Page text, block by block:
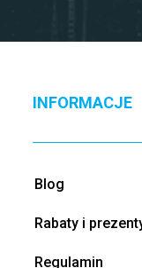
INFORMACJE
Blog
Rabaty i
Regulamin